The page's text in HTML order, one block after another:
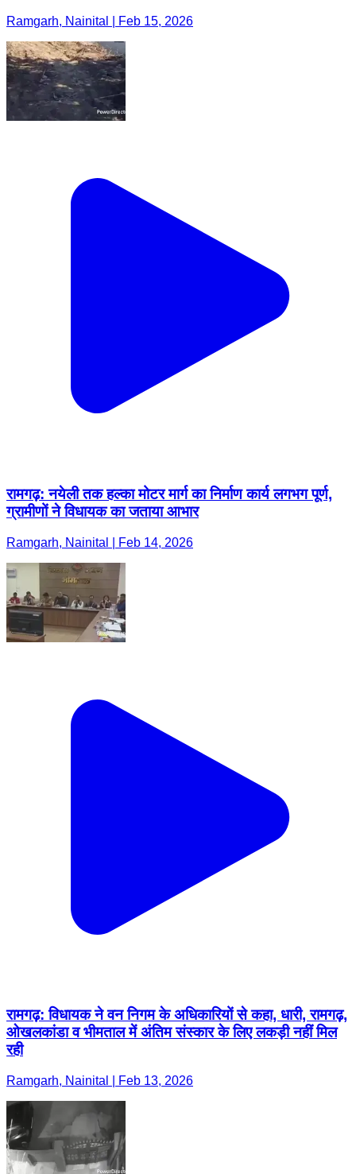
Ramgarh, Nainital | Feb 15, 2026
रामगढ़: नयेली तक हल्का मोटर मार्ग का निर्माण कार्य लगभग पूर्ण,
ग्रामीणों ने विधायक का जताया आभार
Ramgarh, Nainital | Feb 14, 2026
रामगढ़: विधायक ने वन निगम के अधिकारियों से कहा, धारी, रामगढ़,
ओखलकांडा व भीमताल में अंतिम संस्कार के लिए लकड़ी नहीं मिल
रही
Ramgarh, Nainital | Feb 13, 2026